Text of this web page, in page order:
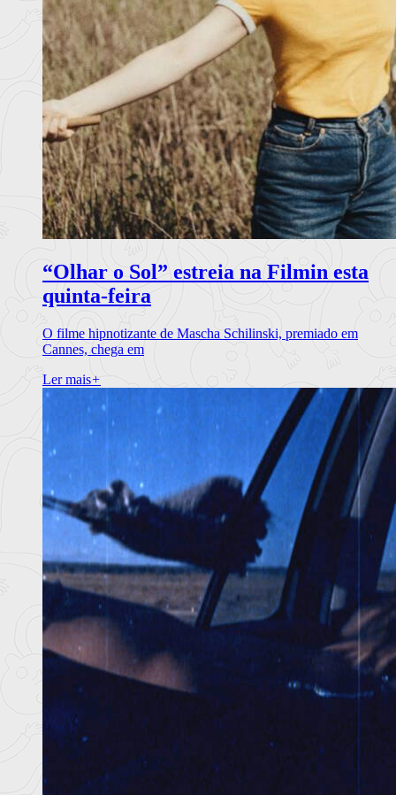
“Olhar o Sol” estreia na Filmin esta
quinta-feira
O filme hipnotizante de Mascha Schilinski, premiado em
Cannes, chega em
Ler mais+